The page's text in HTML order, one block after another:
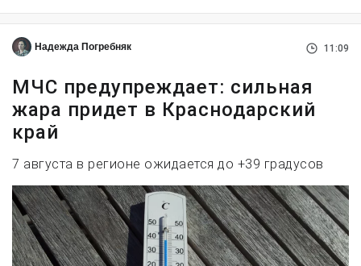
Надежда Погребняк 11:09
МЧС предупреждает: сильная
жара придет в Краснодарский
край
7 августа в регионе ожидается до +39 градусов